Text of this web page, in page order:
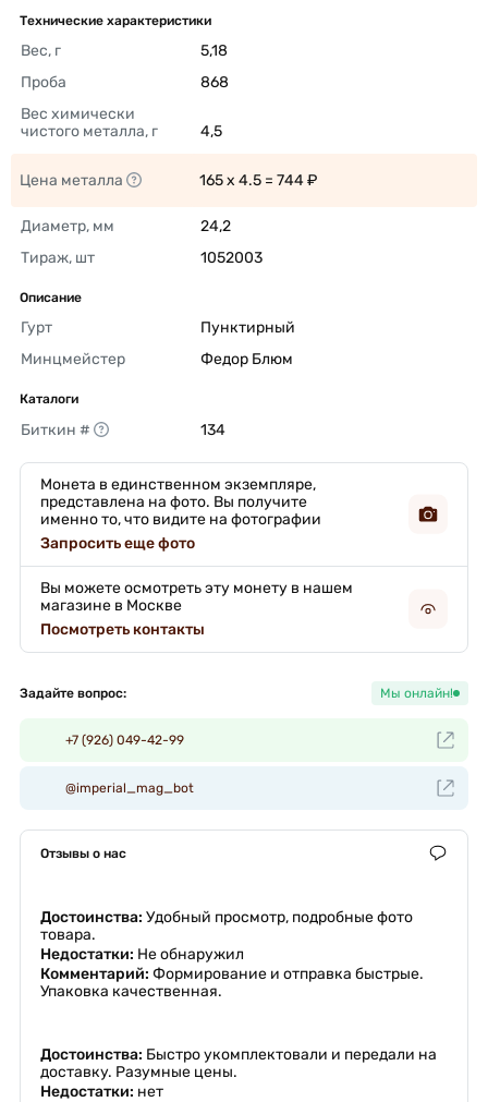
Технические характеристики
Вес, г
5,18
Проба
868
Вес химически
чистого металла, г
4,5
Цена металла 165 x 4.5 = 744 ₽
Диаметр, мм
24,2
Тираж, шт
1052003
Описание
Гурт
Пунктирный
Минцмейстер
Федор Блюм
Каталоги
Биткин # 134
Монета в единственном экземпляре,
представлена на фото. Вы получите
именно то, что видите на фотографии
Запросить еще фото
Вы можете осмотреть эту монету в нашем
магазине в Москве
Посмотреть контакты
Задайте вопрос: Мы онлайн!
+7 (926) 049-42-99
@imperial_mag_bot
Отзывы о нас
Достоинства: Удобный просмотр, подробные фото
товара.
Недостатки: Не обнаружил
Комментарий: Формирование и отправка быстрые.
Упаковка качественная.
Достоинства: Быстро укомплектовали и передали на
доставку. Разумные цены.
Недостатки: нет